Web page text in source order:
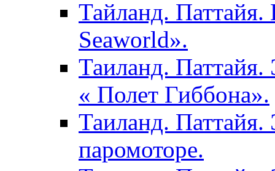
Тайланд.
Seaworld».
Таиланд.
« Полет Гиббона».
Таиланд. Паттайя.
паромоторе.